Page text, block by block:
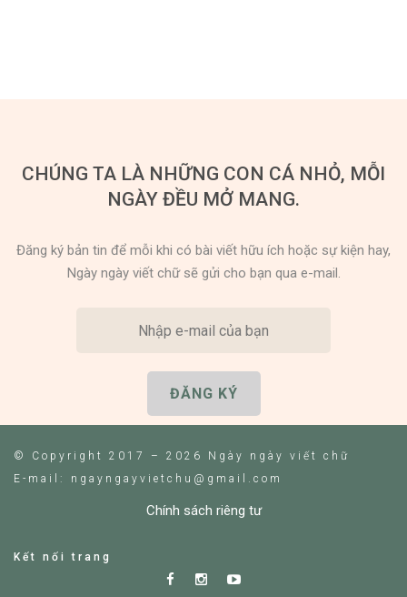
CHÚNG TA LÀ NHỮNG CON CÁ NHỎ, MỖI
NGÀY ĐỀU MỞ MANG.
Đăng ký bản tin để mỗi khi có bài viết hữu ích hoặc sự kiện hay,
Ngày ngày viết chữ sẽ gửi cho bạn qua e-mail.
© Copyright 2017 – 2026 Ngày ngày viết chữ
E-mail: ngayngayvietchu@gmail.com
Chính sách riêng tư
Kết nối trang